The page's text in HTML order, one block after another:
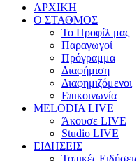
ΑΡΧΙΚΗ
Ο ΣΤΑΘΜΟΣ
Το Προφίλ μας
Παραγωγοί
Πρόγραμμα
Διαφήμιση
Διαφημιζόμενοι
Επικοινωνία
MELODIA LIVE
Άκουσε LIVE
Studio LIVE
ΕΙΔΗΣΕΙΣ
Τοπικές Ειδήσεις